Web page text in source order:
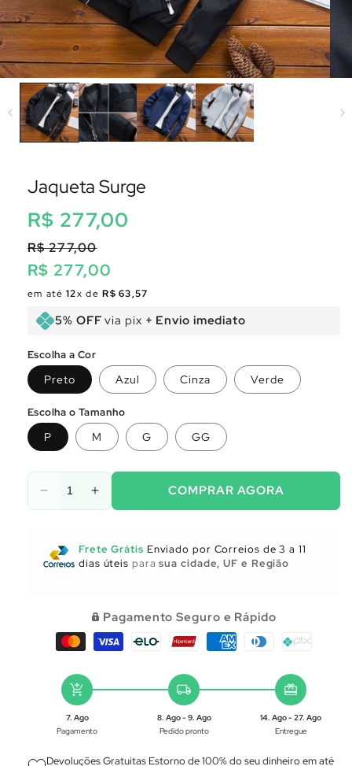
Jaqueta Surge
Preço
normal
R$ 277,00
Preço
normal
R$ 277,00
Preço
promocional
R$ 277,00
em até12x deR$ 63,57
5% OFF via pix + Envio imediato
Escolha a Cor
Preto Azul Cinza Verde
Escolha o Tamanho
P M G GG
Diminuir
a
de
Utensílios
Aumentar
a
de
Utensílios
COMPRAR AGORA
Frete Grátis Enviado por Correios de 3 a 11
dias úteis parasua cidade, UF e Região
Pagamento Seguro e Rápido
add_shopping_cart
7. Ago
Pagamento
local_shipping
8. Ago - 9. Ago
Pedido pronto
redeem
14. Ago - 27. Ago
Entregue
Devoluções Gratuitas Estorno de 100% do seu dinheiro em até